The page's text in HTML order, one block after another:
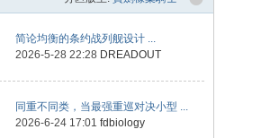
简论均衡的条约战列舰设计 ...
2026-5-28 22:28 DREADOUT
同重不同类，当最强重巡对决小型 ...
2026-6-24 17:01 fdbiology